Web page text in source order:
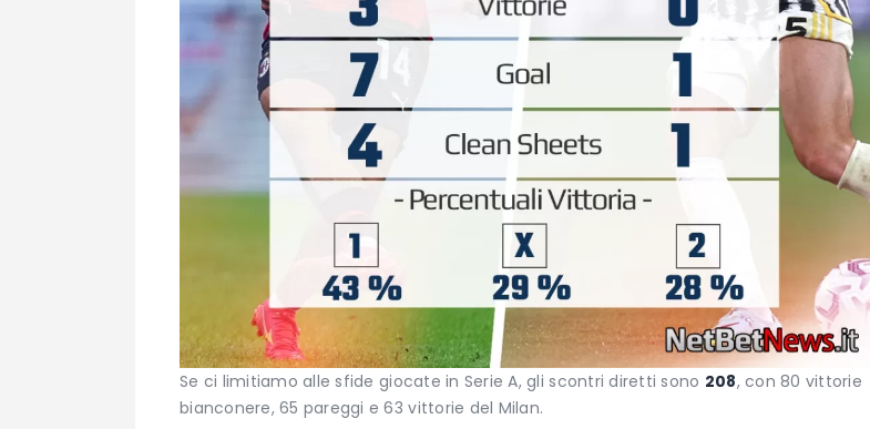
Se ci limitiamo alle sfide giocate in Serie A, gli scontri diretti sono 208, con 80 vittorie
bianconere, 65 pareggi e 63 vittorie del Milan.